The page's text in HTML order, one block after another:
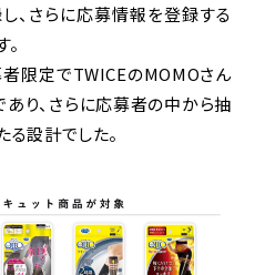
、さらに応募情報を登録する
限定でTWICEのMOMOさん
り、さらに応募者の中から抽
設計でした。